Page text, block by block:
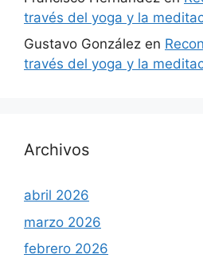
través del yoga y la
Gustavo González en
través del yoga y la
Archivos
abril 2026
marzo 2026
febrero 2026